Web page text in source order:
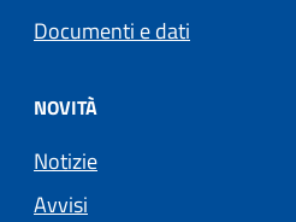
Documenti e dati
NOVITÀ
Notizie
Avvisi